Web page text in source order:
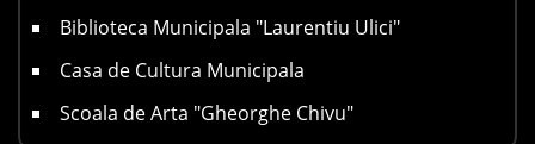
Biblioteca Municipala "Laurentiu Ulici"
Casa de Cultura Municipala
Scoala de Arta "Gheorghe Chivu"